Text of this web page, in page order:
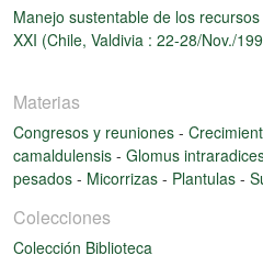
Manejo sustentable de los
XXI (Chile, Valdivia : 22-28/Nov./
Materias
Congresos y reuniones -
camaldulensis - Glomus
pesados - Micorrizas - Plantulas -
Colecciones
Colección Biblioteca